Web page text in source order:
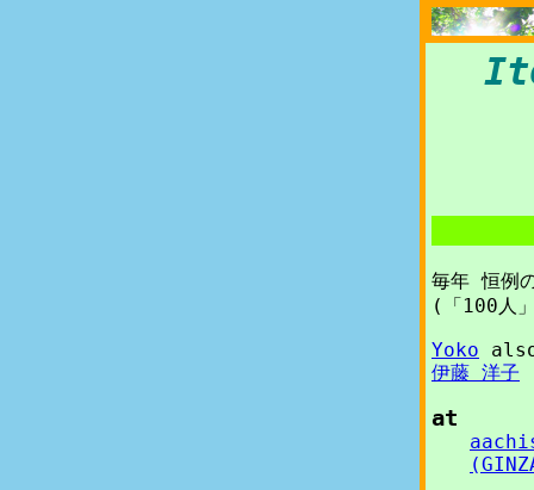
毎年 恒例
(「100人
Yoko
伊藤 洋子
at